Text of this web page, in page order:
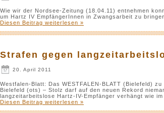
Wie wir der Nordsee-Zeitung (18.04.11) entnehmen
um Hartz IV EmpfängerInnen in Zwangsarbeit zu
Diesen Beitrag weiterlesen »
Strafen gegen
20. April 2011
Westfalen-Blatt: Das WESTFALEN-BLATT (Bielefeld)
Bielefeld (ots) – Stolz darf auf den neuen Rekord
langzeitarbeitslose Hartz-IV-Empfänger verhängt wie
Diesen Beitrag weiterlesen »